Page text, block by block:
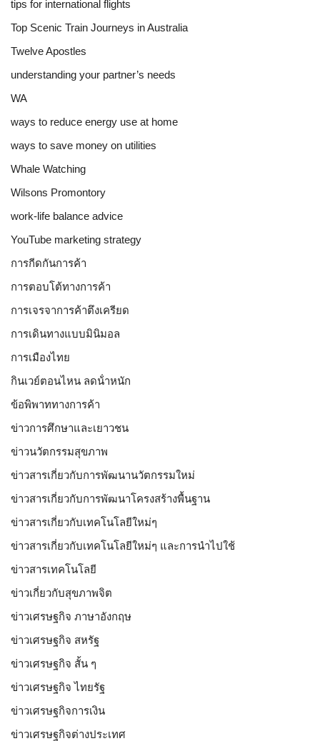
tips for international flights
Top Scenic Train Journeys in Australia
Twelve Apostles
understanding your partner’s needs
WA
ways to reduce energy use at home
ways to save money on utilities
Whale Watching
Wilsons Promontory
work-life balance advice
YouTube marketing strategy
การกีดกันการค้า
การตอบโต้ทางการค้า
การเจรจาการค้าตึงเครียด
การเดินทางแบบมินิมอล
การเมืองไทย
กินเวย์ตอนไหน ลดน้ําหนัก
ข้อพิพาททางการค้า
ข่าวการศึกษาและเยาวชน
ข่าวนวัตกรรมสุขภาพ
ข่าวสารเกี่ยวกับการพัฒนานวัตกรรมใหม่
ข่าวสารเกี่ยวกับการพัฒนาโครงสร้างพื้นฐาน
ข่าวสารเกี่ยวกับเทคโนโลยีใหม่ๆ
ข่าวสารเกี่ยวกับเทคโนโลยีใหม่ๆ และการนำไปใช้
ข่าวสารเทคโนโลยี
ข่าวเกี่ยวกับสุขภาพจิต
ข่าวเศรษฐกิจ ภาษาอังกฤษ
ข่าวเศรษฐกิจ สหรัฐ
ข่าวเศรษฐกิจ สั้น ๆ
ข่าวเศรษฐกิจ ไทยรัฐ
ข่าวเศรษฐกิจการเงิน
ข่าวเศรษฐกิจต่างประเทศ